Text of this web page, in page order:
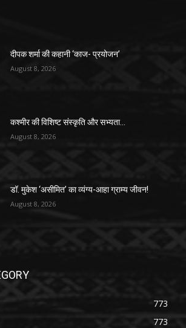
दीपक शर्मा की कहानी ‘काज- प्रयोजन’
August 8, 2026
कश्मीर की विशिष्ट संस्कृति और सभ्यता…
August 8, 2026
डॉ. मुकेश ‘असीमित’ का व्यंग्य-आहा ग्राम्य जीवन!
August 8, 2026
773
773